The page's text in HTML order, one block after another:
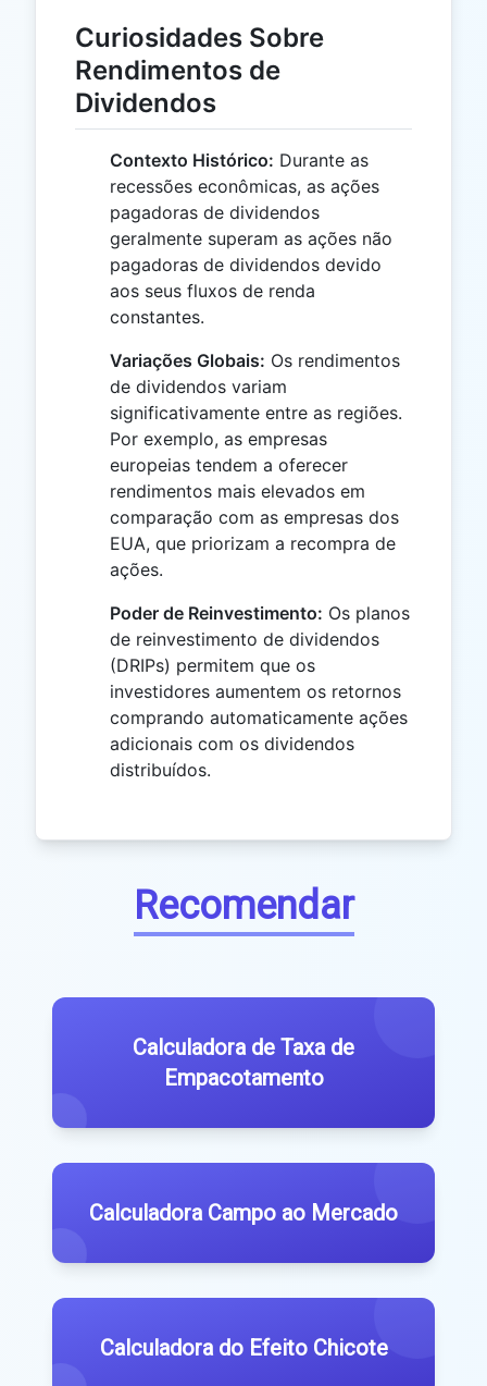
Curiosidades Sobre
Rendimentos de
Dividendos
Contexto Histórico: Durante as
recessões econômicas, as ações
pagadoras de dividendos
geralmente superam as ações não
pagadoras de dividendos devido
aos seus fluxos de renda
constantes.
Variações Globais: Os rendimentos
de dividendos variam
significativamente entre as regiões.
Por exemplo, as empresas
europeias tendem a oferecer
rendimentos mais elevados em
comparação com as empresas dos
EUA, que priorizam a recompra de
ações.
Poder de Reinvestimento: Os planos
de reinvestimento de dividendos
(DRIPs) permitem que os
investidores aumentem os retornos
comprando automaticamente ações
adicionais com os dividendos
distribuídos.
Recomendar
Calculadora de Taxa de
Empacotamento
Calculadora Campo ao Mercado
Calculadora do Efeito Chicote